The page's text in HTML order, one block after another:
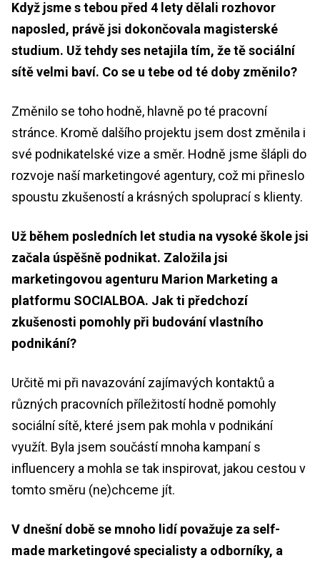
Když jsme s tebou před 4 lety dělali rozhovor
naposled, právě jsi dokončovala magisterské
studium. Už tehdy ses netajila tím, že tě sociální
sítě velmi baví. Co se u tebe od té doby změnilo?
Změnilo se toho hodně, hlavně po té pracovní
stránce. Kromě dalšího projektu jsem dost změnila i
své podnikatelské vize a směr. Hodně jsme šlápli do
rozvoje naší marketingové agentury, což mi přineslo
spoustu zkušeností a krásných spoluprací s klienty.
Už během posledních let studia na vysoké škole jsi
začala úspěšně podnikat. Založila jsi
marketingovou agenturu Marion Marketing a
platformu SOCIALBOA. Jak ti předchozí
zkušenosti pomohly při budování vlastního
podnikání?
Určitě mi při navazování zajímavých kontaktů a
různých pracovních příležitostí hodně pomohly
sociální sítě, které jsem pak mohla v podnikání
využít. Byla jsem součástí mnoha kampaní s
influencery a mohla se tak inspirovat, jakou cestou v
tomto směru (ne)chceme jít.
V dnešní době se mnoho lidí považuje za self-
made marketingové specialisty a odborníky, a